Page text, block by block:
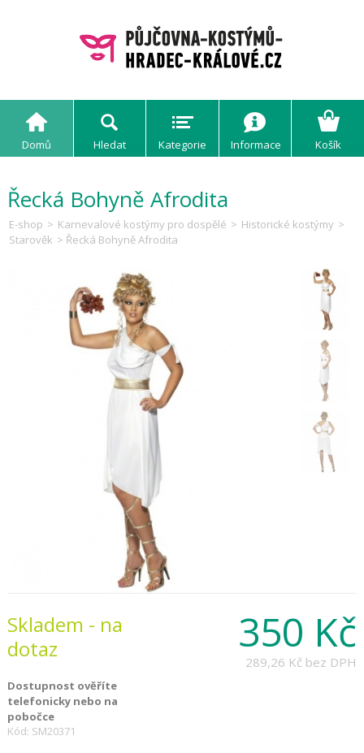
Domů Hledat Kategorie Informace Košík
Řecká Bohyně Afrodita
E-shop > Karnevalové kostýmy pro dospělé > Historické kostýmy >
Starověk > Řecká Bohyně Afrodita
350 Kč
289,26 Kč bez DPH
Skladem - na
dotaz
Dostupnost ověříte
telefonicky nebo na
pobočce
Kód: SM20371